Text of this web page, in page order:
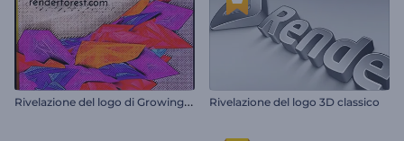
R
ivelazione del logo di Growing Art Rivelazione del logo 3D classico